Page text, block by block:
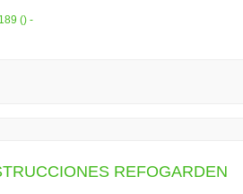
() -
REFOGARDEN